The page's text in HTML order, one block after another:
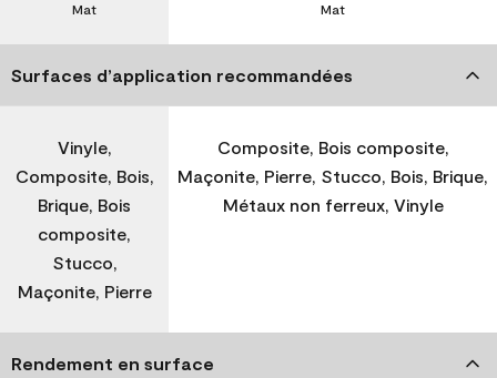
Mat Mat
Surfaces d’application recommandées
Vinyle,
Composite, Bois,
Brique, Bois
composite,
Stucco,
Maçonite, Pierre
Composite, Bois composite,
Maçonite, Pierre, Stucco, Bois, Brique,
Métaux non ferreux, Vinyle
Rendement en surface